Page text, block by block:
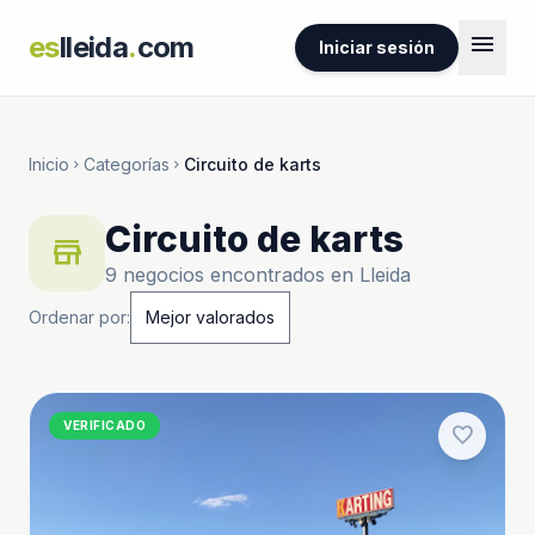
eslleida.com Iniciar sesión menu
Inicio chevron_right Categorías chevron_right Circuito de karts
store Circuito de karts
9 negocios encontrados en Lleida
Ordenar por:
VERIFICADO favorite